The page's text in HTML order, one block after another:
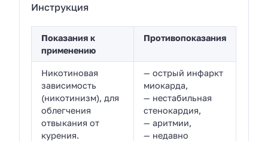
Инструкция
Показания к
применению
Противопоказания
Никотиновая
зависимость
(никотинизм), для
облегчения
отвыкания от
курения.
— острый инфаркт
миокарда,
— нестабильная
стенокардия,
— аритмии,
— недавно